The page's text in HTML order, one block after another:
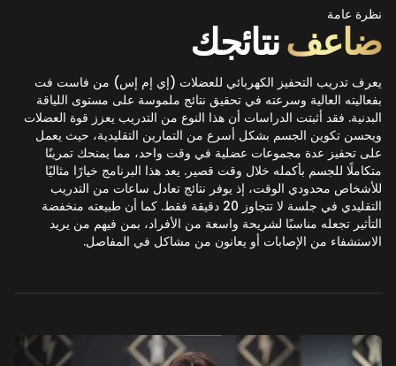
نظرة عامة
ضاعفنتائجك
يعرف تدريب التحفيز الكهربائي للعضلات (إي إم إس) من فاست فت
بفعاليته العالية وسرعته في تحقيق نتائج ملموسة على مستوى اللياقة
البدنية. فقد أثبتت الدراسات أن هذا النوع من التدريب يعزز قوة العضلات
ويحسن تكوين الجسم بشكل أسرع من التمارين التقليدية، حيث يعمل
على تحفيز عدة مجموعات عضلية في وقت واحد، مما يمنحك تمرينًا
متكاملًا للجسم بأكمله خلال وقت قصير. يعد هذا البرنامج خيارًا مثاليًا
للأشخاص محدودي الوقت، إذ يوفر نتائج تعادل ساعات من التدريب
التقليدي في جلسة لا تتجاوز 20 دقيقة فقط. كما أن طبيعته منخفضة
التأثير تجعله مناسبًا لشريحة واسعة من الأفراد، بمن فيهم من يريد
الاستشفاء من الإصابات أو يعانون من مشاكل في المفاصل.